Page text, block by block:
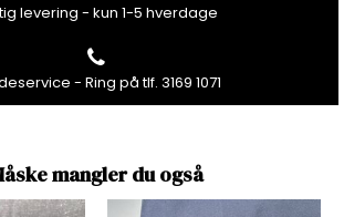
levering - kun 1-5 hverdage
- Ring på tlf. 3169 1071
mangler du også